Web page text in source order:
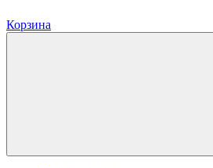
Корзина